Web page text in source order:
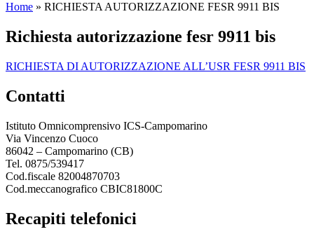
Home » RICHIESTA AUTORIZZAZIONE FESR 9911 BIS
richiesta autorizzazione fesr 9911 bis
RICHIESTA DI AUTORIZZAZIONE ALL’USR FESR 9911 BIS
contatti
Istituto Omnicomprensivo ICS-Campomarino
Via Vincenzo Cuoco
86042 – Campomarino (CB)
Tel. 0875/539417
Cod.fiscale 82004870703
Cod.meccanografico CBIC81800C
recapiti telefonici